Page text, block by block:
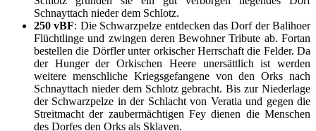
Schnayttach nieder dem Schlotz.
250 vBF: Die Schwarzpelze entdecken das Dorf der Balihoer
Flüchtlinge und zwingen deren Bewohner Tribute ab. Fortan
bestellen die Dörfler unter orkischer Herrschaft die Felder. Da
der Hunger der Orkischen Heere unersättlich ist werden
weitere menschliche Kriegsgefangene von den Orks nach
Schnayttach nieder dem Schlotz gebracht. Bis zur Niederlage
der Schwarzpelze in der Schlacht von Veratia und gegen die
Streitmacht der zaubermächtigen Fey dienen die Menschen
des Dorfes den Orks als Sklaven.